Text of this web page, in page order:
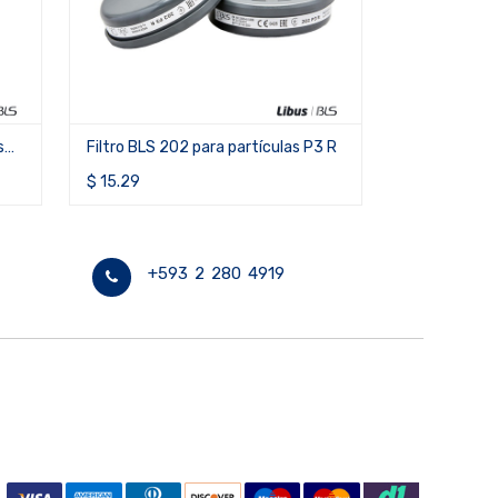
Filtro BLS 202 para partículas P3 R
$15.29
+593 2 280 4919